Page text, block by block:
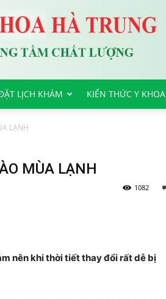
LỊCH KHÁM KIẾN THỨC Y KHOA
LẠNH
MÙA LẠNH
1082
nên khi thời tiết thay đổi rất dễ bị